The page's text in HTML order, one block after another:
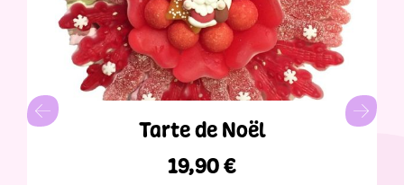
Tarte de Noël
19,90€